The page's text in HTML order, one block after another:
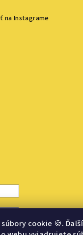
cookie 🍪.
na Instagrame